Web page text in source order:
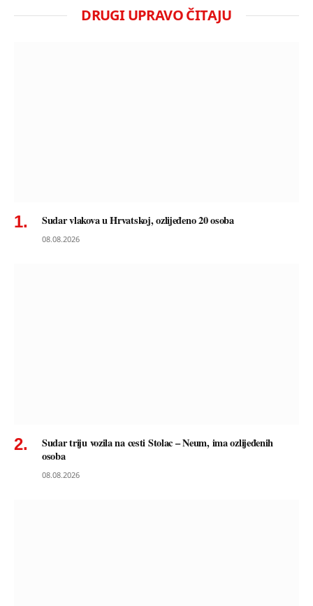
DRUGI UPRAVO ČITAJU
Sudar vlakova u Hrvatskoj, ozlijeđeno 20 osoba
08.08.2026
Sudar triju vozila na cesti Stolac – Neum, ima ozlijeđenih
osoba
08.08.2026